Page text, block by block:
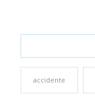
accidente